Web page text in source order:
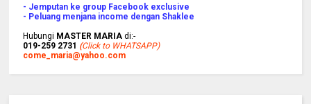
- Jemputan ke group Facebook exclusive
- Peluang menjana income dengan Shaklee
Hubungi MASTER MARIA di:-
019-259 2731 (Click to WHATSAPP)
come_maria@yahoo.com